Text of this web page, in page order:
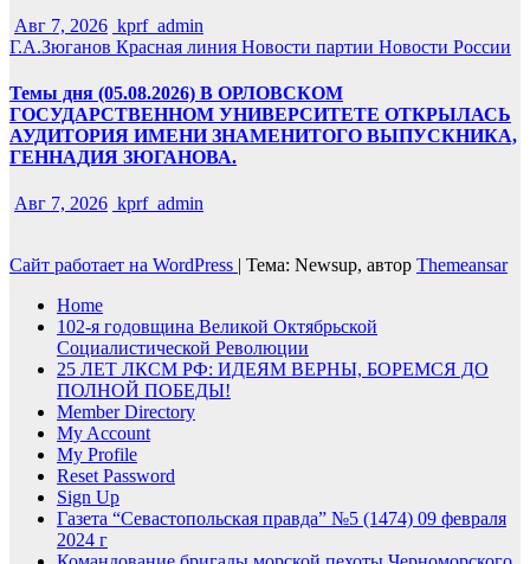
Авг 7, 2026 kprf_admin
Г.А.Зюганов Красная линия Новости партии Новости России
Темы дня (05.08.2026) В ОРЛОВСКОМ
ГОСУДАРСТВЕННОМ УНИВЕРСИТЕТЕ ОТКРЫЛАСЬ
АУДИТОРИЯ ИМЕНИ ЗНАМЕНИТОГО ВЫПУСКНИКА,
ГЕННАДИЯ ЗЮГАНОВА.
Авг 7, 2026 kprf_admin
Сайт работает на WordPress | Тема: Newsup, автор Themeansar
Home
102-я годовщина Великой Октябрьской
Социалистической Революции
25 ЛЕТ ЛКСМ РФ: ИДЕЯМ ВЕРНЫ, БОРЕМСЯ ДО
ПОЛНОЙ ПОБЕДЫ!
Member Directory
My Account
My Profile
Reset Password
Sign Up
Газета “Севастопольская правда” №5 (1474) 09 февраля
2024 г